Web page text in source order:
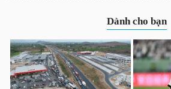
DÙNG
KHÔNG
THIẾT